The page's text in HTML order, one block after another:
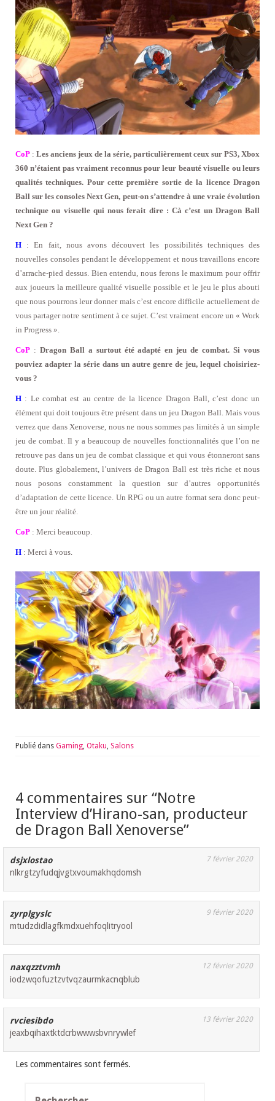
CoP : Les anciens jeux de la série, particulièrement ceux sur PS3, Xbox
360 n’étaient pas vraiment reconnus pour leur beauté visuelle ou leurs
qualités techniques. Pour cette première sortie de la licence Dragon
Ball sur les consoles Next Gen, peut-on s’attendre à une vraie évolution
technique ou visuelle qui nous ferait dire : Cà c’est un Dragon Ball
Next Gen ?
H : En fait, nous avons découvert les possibilités techniques des
nouvelles consoles pendant le développement et nous travaillons encore
d’arrache-pied dessus. Bien entendu, nous ferons le maximum pour offrir
aux joueurs la meilleure qualité visuelle possible et le jeu le plus abouti
que nous pourrons leur donner mais c’est encore difficile actuellement de
vous partager notre sentiment à ce sujet. C’est vraiment encore un « Work
in Progress ».
CoP : Dragon Ball a surtout été adapté en jeu de combat. Si vous
pouviez adapter la série dans un autre genre de jeu, lequel choisiriez-
vous ?
H : Le combat est au centre de la licence Dragon Ball, c’est donc un
élément qui doit toujours être présent dans un jeu Dragon Ball. Mais vous
verrez que dans Xenoverse, nous ne nous sommes pas limités à un simple
jeu de combat. Il y a beaucoup de nouvelles fonctionnalités que l’on ne
retrouve pas dans un jeu de combat classique et qui vous étonneront sans
doute. Plus globalement, l’univers de Dragon Ball est très riche et nous
nous posons constamment la question sur d’autres opportunités
d’adaptation de cette licence. Un RPG ou un autre format sera donc peut-
être un jour réalité.
CoP : Merci beaucoup.
H : Merci à vous.
Publié dans Gaming, Otaku, Salons
4 commentaires sur “Notre
Interview d’Hirano-san, producteur
de Dragon Ball Xenoverse”
dsjxlostao 7 février 2020
nlkrgtzyfudqjvgtxvoumakhqdomsh
zyrplgyslc 9 février 2020
mtudzdidlagfkmdxuehfoqlitryool
naxqzztvmh 12 février 2020
iodzwqofuztzvtvqzaurmkacnqblub
rvciesibdo 13 février 2020
jeaxbqihaxtktdcrbwwwsbvnrywlef
Les commentaires sont fermés.